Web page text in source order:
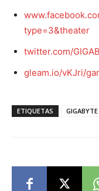
type=3&theater
twitter.com/
gleam.io/vKJri/
ETIQUETAS GIGABYTE